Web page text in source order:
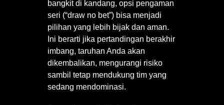
bangkit di kandang, opsi pengaman
seri (“draw no bet”) bisa menjadi
pilihan yang lebih bijak dan aman.
Ini berarti jika pertandingan berakhir
imbang, taruhan Anda akan
dikembalikan, mengurangi risiko
sambil tetap mendukung tim yang
sedang mendominasi.